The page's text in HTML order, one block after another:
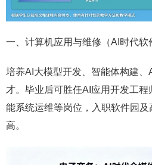
一、 计算机应用与维修（AI时代软
培养AI大模型开发、智能体构建、
才。毕业后可胜任AI应用开发工
能系统运维等岗位，入职软件园
高。